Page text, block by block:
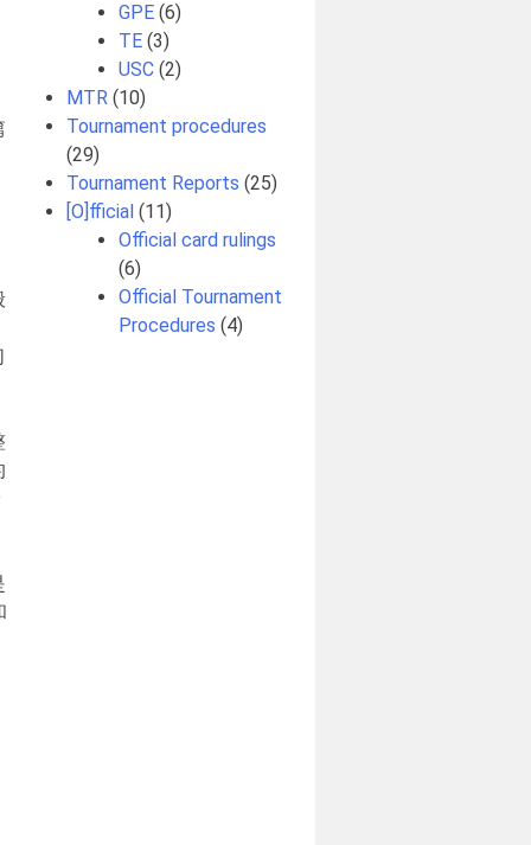
GPE (6)
TE (3)
USC (2)
MTR (10)
Tournament procedures
(29)
Tournament Reports (25)
[O]fficial (11)
Official card rulings
(6)
Official Tournament
Procedures (4)